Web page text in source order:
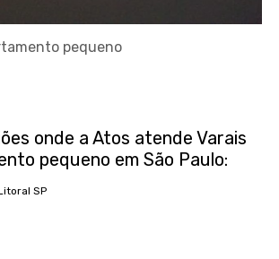
pequeno
onde a Atos atende Varais
pequeno em São Paulo:
SP